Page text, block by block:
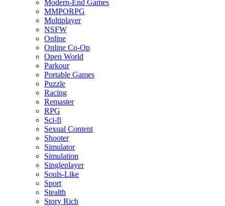
Modern-End Games
MMPORPG
Multiplayer
NSFW
Online
Online Co-Op
Open World
Parkour
Portable Games
Puzzle
Racing
Remaster
RPG
Sci-fi
Sexual Content
Shooter
Simulator
Simulation
Singleplayer
Souls-Like
Sport
Stealth
Story Rich